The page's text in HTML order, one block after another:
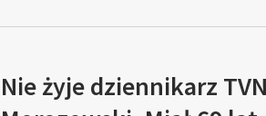
Nie żyje dziennikarz